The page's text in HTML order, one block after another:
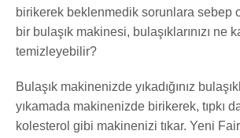
birikerek beklenmedik sorunlara sebep
bir bulaşık makinesi, bulaşıklarınızı ne
temizleyebilir?
Bulaşık makinenizde yıkadığınız
yıkamada makinenizde birikerek, tıpkı
kolesterol gibi makinenizi tıkar. Yeni